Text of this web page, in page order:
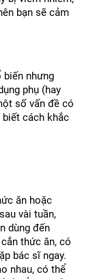
bạn sẽ cảm
biến nhưng
phụ (hay
số vấn đề có
biết cách khắc
ăn hoặc
vài tuần,
dùng đến
thức ăn, có
bác sĩ ngay.
nhau, có thể